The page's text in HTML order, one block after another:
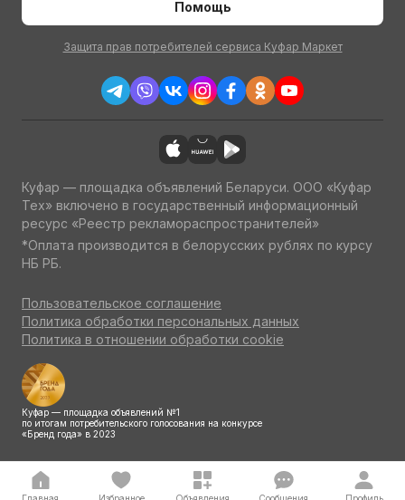
Помощь
Защита прав потребителей сервиса Куфар Маркет
Куфар — площадка объявлений Беларуси. ООО «Куфар
Тех» включено в государственный информационный
ресурс «Реестр рекламораспространителей»
*Оплата производится в белорусских рублях по курсу
НБ РБ.
Пользовательское соглашение
Политика обработки персональных данных
Политика в отношении обработки cookie
Куфар — площадка объявлений №1
по итогам потребительского голосования на конкурсе
«Бренд года» в 2023